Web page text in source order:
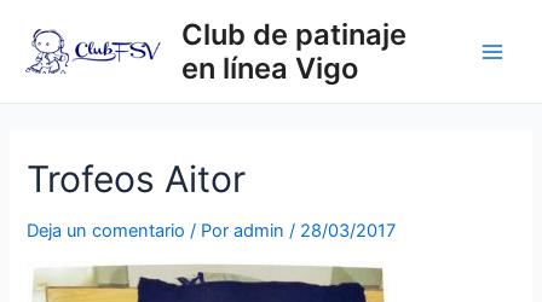
contenido
Club de patinaje
en línea Vigo
Trofeos Aitor
Deja un comentario / Poradmin/ 28/03/2017